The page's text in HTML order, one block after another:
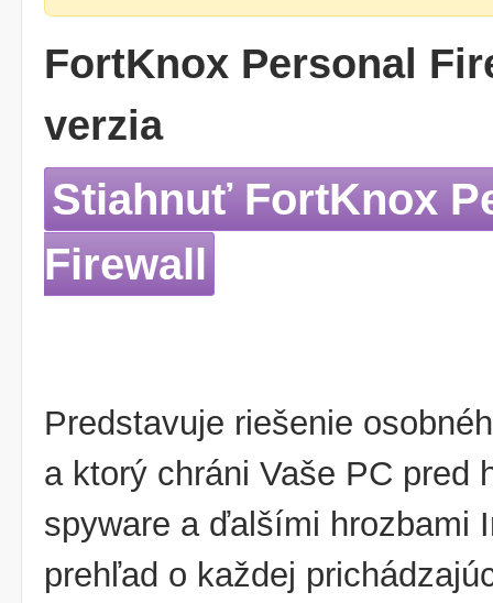
FortKnox Personal
verzia
Stiahnuť FortKnox
Firewall
Predstavuje riešenie
a ktorý chráni Vaše PC pred
spyware a ďalšími hrozbami
prehľad o každej